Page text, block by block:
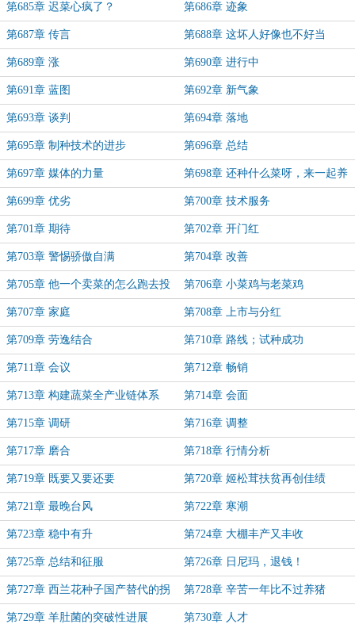
第685章 迟菜心疯了？ 第686章 迹象
第687章 传言 第688章 这坏人好像也不好当
第689章 涨 第690章 进行中
第691章 蓝图 第692章 新气象
第693章 谈判 第694章 落地
第695章 制种技术的进步 第696章 总结
第697章 媒体的力量 第698章 还种什么菜呀，来一起养
猪！
第699章 优劣 第700章 技术服务
第701章 期待 第702章 开门红
第703章 警惕骄傲自满 第704章 改善
第705章 他一个卖菜的怎么跑去投
资互联网了！
第706章 小菜鸡与老菜鸡
第707章 家庭 第708章 上市与分红
第709章 劳逸结合 第710章 路线；试种成功
第711章 会议 第712章 畅销
第713章 构建蔬菜全产业链体系 第714章 会面
第715章 调研 第716章 调整
第717章 磨合 第718章 行情分析
第719章 既要又要还要 第720章 姬松茸扶贫再创佳绩
第721章 最晚台风 第722章 寒潮
第723章 稳中有升 第724章 大棚丰产又丰收
第725章 总结和征服 第726章 日尼玛，退钱！
第727章 西兰花种子国产替代的拐
点
第728章 辛苦一年比不过养猪
第729章 羊肚菌的突破性进展 第730章 人才